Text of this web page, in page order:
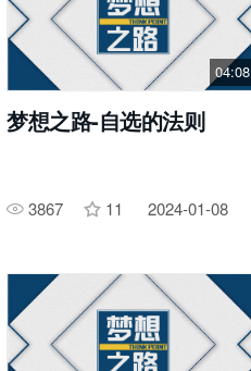
04:08
梦想之路-自选的法则
3867 11 2024-01-08